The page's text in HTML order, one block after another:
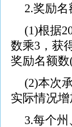
2.奖励名
(1)根据
数乘3，获
奖励名额数
(2)本次
实际情况
3.每个